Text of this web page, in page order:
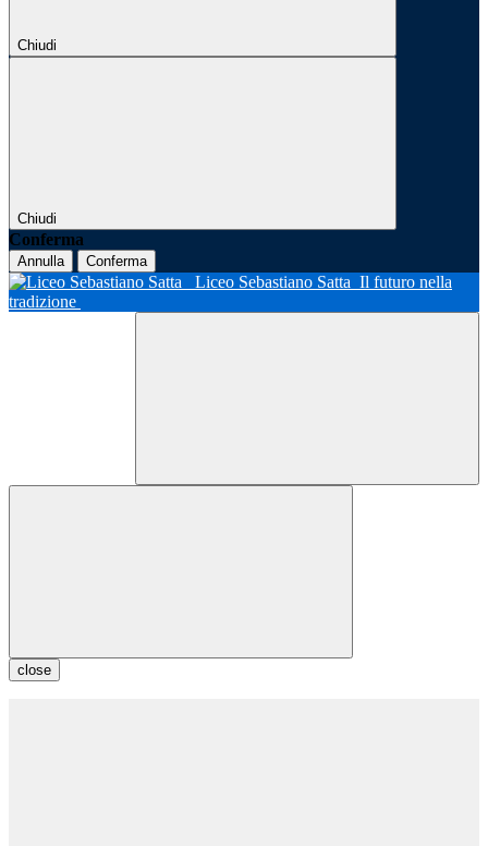
Chiudi
Chiudi
Conferma
Annulla Conferma
Liceo Sebastiano Satta Il futuro nella
tradizione
close